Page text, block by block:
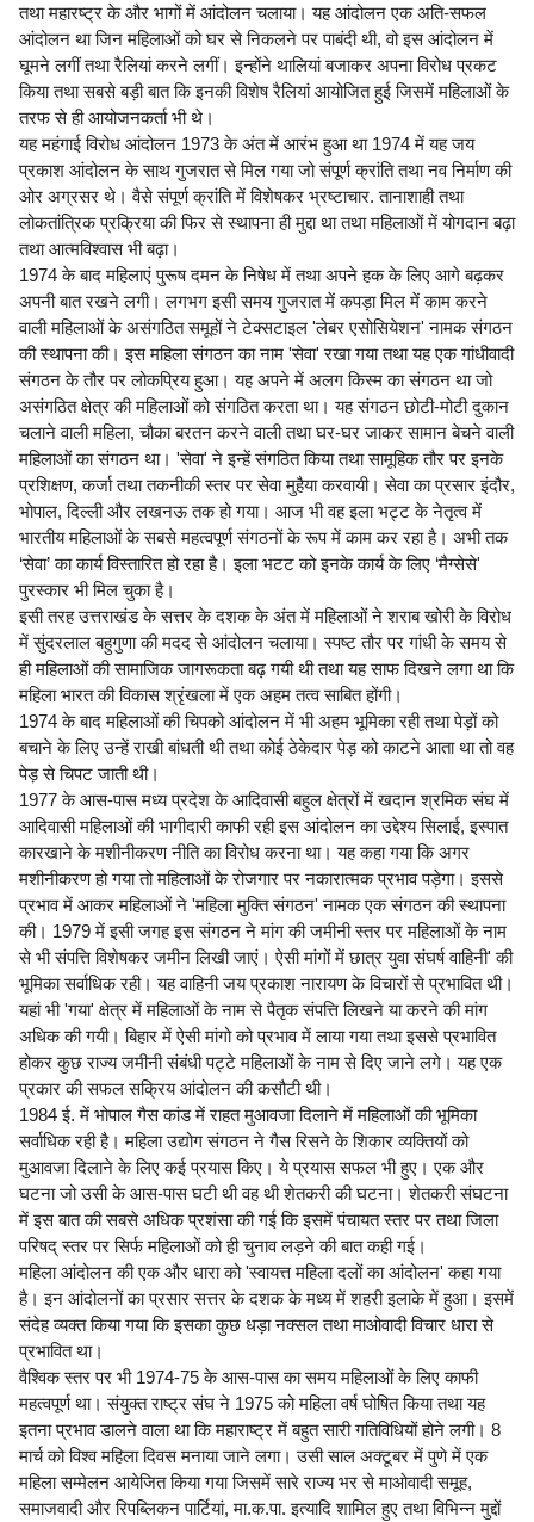
तथा महारष्ट्र के और भागों में आंदोलन चलाया। यह आंदोलन एक अति-सफल
आंदोलन था जिन महिलाओं को घर से निकलने पर पाबंदी थी, वो इस आंदोलन में
घूमने लगीं तथा रैलियां करने लगीं। इन्होंने थालियां बजाकर अपना विरोध प्रकट
किया तथा सबसे बड़ी बात कि इनकी विशेष रैलियां आयोजित हुई जिसमें महिलाओं के
तरफ से ही आयोजनकर्ता भी थे।
यह महंगाई विरोध आंदोलन 1973 के अंत में आरंभ हुआ था 1974 में यह जय
प्रकाश आंदोलन के साथ गुजरात से मिल गया जो संपूर्ण क्रांति तथा नव निर्माण की
ओर अग्रसर थे। वैसे संपूर्ण क्रांति में विशेषकर भ्रष्टाचार. तानाशाही तथा
लोकतांत्रिक प्रक्रिया की फिर से स्थापना ही मुद्दा था तथा महिलाओं में योगदान बढ़ा
तथा आत्मविश्वास भी बढ़ा।
1974 के बाद महिलाएं पुरूष दमन के निषेध में तथा अपने हक के लिए आगे बढ़कर
अपनी बात रखने लगी। लगभग इसी समय गुजरात में कपड़ा मिल में काम करने
वाली महिलाओं के असंगठित समूहों ने टेक्सटाइल 'लेबर एसोसियेशन' नामक संगठन
की स्थापना की। इस महिला संगठन का नाम 'सेवा' रखा गया तथा यह एक गांधीवादी
संगठन के तौर पर लोकप्रिय हुआ। यह अपने में अलग किस्म का संगठन था जो
असंगठित क्षेत्र की महिलाओं को संगठित करता था। यह संगठन छोटी-मोटी दुकान
चलाने वाली महिला, चौका बरतन करने वाली तथा घर-घर जाकर सामान बेचने वाली
महिलाओं का संगठन था। 'सेवा' ने इन्हें संगठित किया तथा सामूहिक तौर पर इनके
प्रशिक्षण, कर्जा तथा तकनीकी स्तर पर सेवा मुहैया करवायी। सेवा का प्रसार इंदौर,
भोपाल, दिल्ली और लखनऊ तक हो गया। आज भी वह इला भट्ट के नेतृत्व में
भारतीय महिलाओं के सबसे महत्वपूर्ण संगठनों के रूप में काम कर रहा है। अभी तक
‘सेवा’ का कार्य विस्तारित हो रहा है। इला भटट को इनके कार्य के लिए ‘मैग्सेसे'
पुरस्कार भी मिल चुका है।
इसी तरह उत्तराखंड के सत्तर के दशक के अंत में महिलाओं ने शराब खोरी के विरोध
में सुंदरलाल बहुगुणा की मदद से आंदोलन चलाया। स्पष्ट तौर पर गांधी के समय से
ही महिलाओं की सामाजिक जागरूकता बढ़ गयी थी तथा यह साफ दिखने लगा था कि
महिला भारत की विकास श्रृंखला में एक अहम तत्व साबित होंगी।
1974 के बाद महिलाओं की चिपको आंदोलन में भी अहम भूमिका रही तथा पेड़ों को
बचाने के लिए उन्हें राखी बांधती थी तथा कोई ठेकेदार पेड़ को काटने आता था तो वह
पेड़ से चिपट जाती थी।
1977 के आस-पास मध्य प्रदेश के आदिवासी बहुल क्षेत्रों में खदान श्रमिक संघ में
आदिवासी महिलाओं की भागीदारी काफी रही इस आंदोलन का उद्देश्य सिलाई, इस्पात
कारखाने के मशीनीकरण नीति का विरोध करना था। यह कहा गया कि अगर
मशीनीकरण हो गया तो महिलाओं के रोजगार पर नकारात्मक प्रभाव पड़ेगा। इससे
प्रभाव में आकर महिलाओं ने 'महिला मुक्ति संगठन' नामक एक संगठन की स्थापना
की। 1979 में इसी जगह इस संगठन ने मांग की जमीनी स्तर पर महिलाओं के नाम
से भी संपत्ति विशेषकर जमीन लिखी जाएं। ऐसी मांगों में छात्र युवा संघर्ष वाहिनी' की
भूमिका सर्वाधिक रही। यह वाहिनी जय प्रकाश नारायण के विचारों से प्रभावित थी।
यहां भी 'गया' क्षेत्र में महिलाओं के नाम से पैतृक संपत्ति लिखने या करने की मांग
अधिक की गयी। बिहार में ऐसी मांगो को प्रभाव में लाया गया तथा इससे प्रभावित
होकर कुछ राज्य जमीनी संबंधी पट्टे महिलाओं के नाम से दिए जाने लगे। यह एक
प्रकार की सफल सक्रिय आंदोलन की कसौटी थी।
1984 ई. में भोपाल गैस कांड में राहत मुआवजा दिलाने में महिलाओं की भूमिका
सर्वाधिक रही है। महिला उद्योग संगठन ने गैस रिसने के शिकार व्यक्तियों को
मुआवजा दिलाने के लिए कई प्रयास किए। ये प्रयास सफल भी हुए। एक और
घटना जो उसी के आस-पास घटी थी वह थी शेतकरी की घटना। शेतकरी संघटना
में इस बात की सबसे अधिक प्रशंसा की गई कि इसमें पंचायत स्तर पर तथा जिला
परिषद् स्तर पर सिर्फ महिलाओं को ही चुनाव लड़ने की बात कही गई।
महिला आंदोलन की एक और धारा को 'स्वायत्त महिला दलों का आंदोलन' कहा गया
है। इन आंदोलनों का प्रसार सत्तर के दशक के मध्य में शहरी इलाके में हुआ। इसमें
संदेह व्यक्त किया गया कि इसका कुछ धड़ा नक्सल तथा माओवादी विचार धारा से
प्रभावित था।
वैश्विक स्तर पर भी 1974-75 के आस-पास का समय महिलाओं के लिए काफी
महत्वपूर्ण था। संयुक्त राष्ट्र संघ ने 1975 को महिला वर्ष घोषित किया तथा यह
इतना प्रभाव डालने वाला था कि महाराष्ट्र में बहुत सारी गतिविधियों होने लगी। 8
मार्च को विश्व महिला दिवस मनाया जाने लगा। उसी साल अक्टूबर में पुणे में एक
महिला सम्मेलन आयेजित किया गया जिसमें सारे राज्य भर से माओवादी समूह,
समाजवादी और रिपब्लिकन पार्टियां, मा.क.पा. इत्यादि शामिल हुए तथा विभिन्न मुद्दों